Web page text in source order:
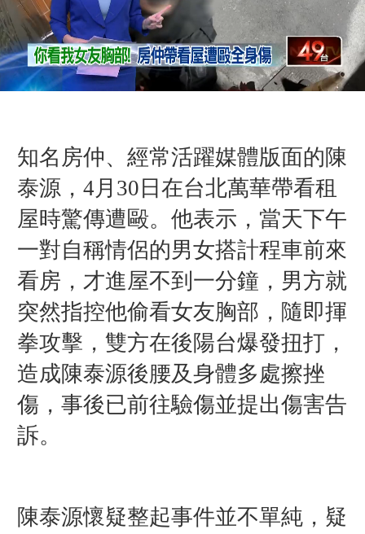
知名房仲、經常活躍媒體版面的陳
泰源，4月30日在台北萬華帶看租
屋時驚傳遭毆。他表示，當天下午
一對自稱情侶的男女搭計程車前來
看房，才進屋不到一分鐘，男方就
突然指控他偷看女友胸部，隨即揮
拳攻擊，雙方在後陽台爆發扭打，
造成陳泰源後腰及身體多處擦挫
傷，事後已前往驗傷並提出傷害告
訴。
陳泰源懷疑整起事件並不單純，疑